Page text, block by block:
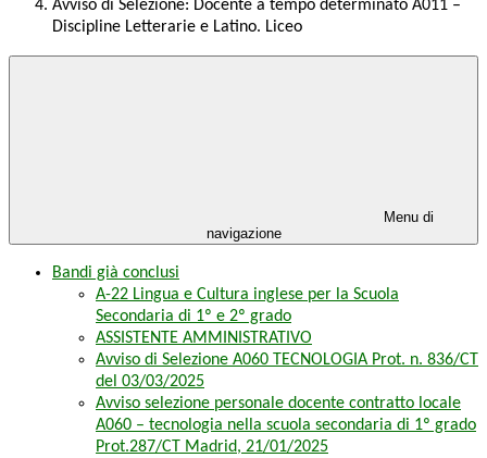
Avviso di Selezione: Docente a tempo determinato A011 –
Discipline Letterarie e Latino. Liceo
Menu di
navigazione
Bandi già conclusi
A-22 Lingua e Cultura inglese per la Scuola
Secondaria di 1º e 2º grado
ASSISTENTE AMMINISTRATIVO
Avviso di Selezione A060 TECNOLOGIA Prot. n. 836/CT
del 03/03/2025
Avviso selezione personale docente contratto locale
A060 – tecnologia nella scuola secondaria di 1º grado
Prot.287/CT Madrid, 21/01/2025